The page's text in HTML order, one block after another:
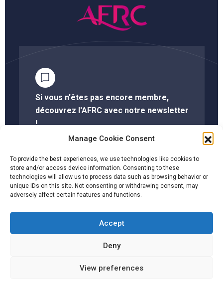
Manage Cookie Consent
To provide the best experiences, we use technologies like cookies to
store and/or access device information. Consenting to these
technologies will allow us to process data such as browsing behavior or
unique IDs on this site. Not consenting or withdrawing consent, may
adversely affect certain features and functions.
Accept
Deny
View preferences
Si vous n'êtes pas encore membre,
découvrez l'AFRC avec notre newsletter
!
Cliquez ici pour savoir si votre société est membre
Facebook
TwitterYouTube